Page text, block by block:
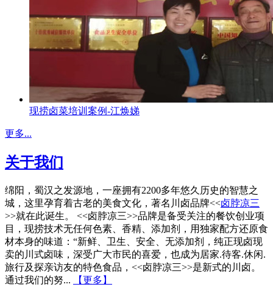
现捞卤菜培训案例-江焕娣
更多...
关于我们
绵阳，蜀汉之发源地，一座拥有2200多年悠久历史的智慧之
城，这里孕育着古老的美食文化，著名川卤品牌<<卤脖凉三
>>就在此诞生。 <<卤脖凉三>>品牌是备受关注的餐饮创业项
目，现捞技术无任何色素、香精、添加剂，用独家配方还原食
材本身的味道：“新鲜、卫生、安全、无添加剂，纯正现卤现
卖的川式卤味，深受广大市民的喜爱，也成为居家.待客.休闲.
旅行及探亲访友的特色食品，<<卤脖凉三>>是新式的川卤。
通过我们的努...
【更多】